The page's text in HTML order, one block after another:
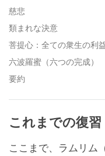
慈悲
類まれな決意
菩提心：全ての衆生の利
六波羅蜜（六つの完成）
要約
これまでの復習
ここまで、ラムリム